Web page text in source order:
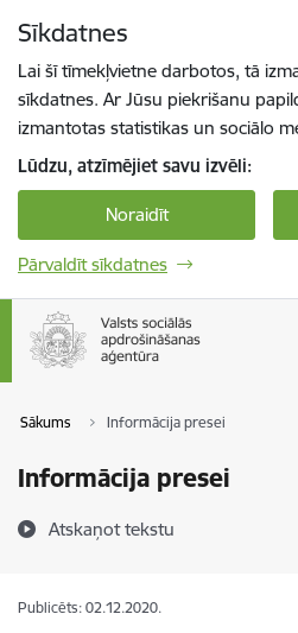
Sīkdatnes
Lai šī tīmekļvietne darbotos, tā
sīkdatnes. Ar Jūsu piekrišanu
izmantotas statistikas un sociālo
Lūdzu, atzīmējiet savu izvēli:
Noraidīt
Pārvaldīt sīkdatnes
Sākums Informācija presei
Informācija presei
Atskaņot tekstu
Publicēts: 02.12.2020.